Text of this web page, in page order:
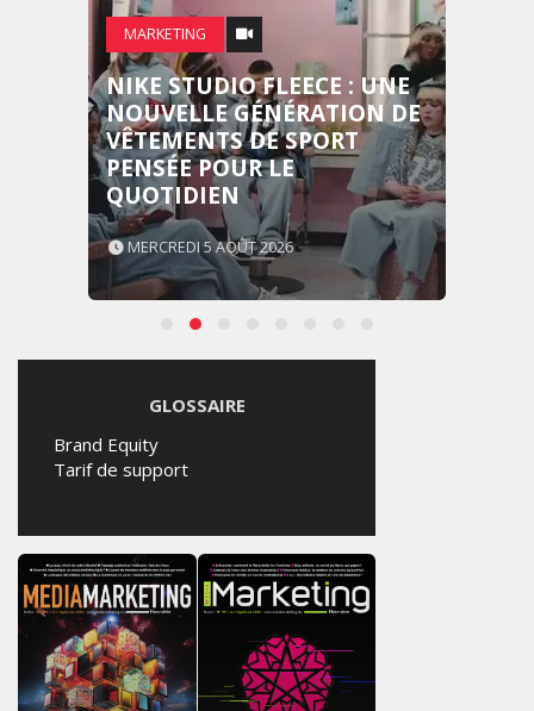
MARKETING
NIKE STUDIO FLEECE : UNE
NOUVELLE GÉNÉRATION DE
VÊTEMENTS DE SPORT
PENSÉE POUR LE
QUOTIDIEN
MERCREDI 5 AOÛT 2026
GLOSSAIRE
Brand Equity
Tarif de support